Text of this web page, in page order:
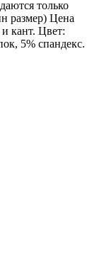
только
размер) Цена
кант. Цвет:
5% спандекс.